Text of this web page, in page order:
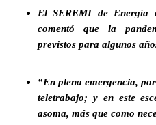
El SEREMI de Energía
comentó que la
previstos para algunos
“En plena emergencia,
teletrabajo; y en este
asoma, más que como